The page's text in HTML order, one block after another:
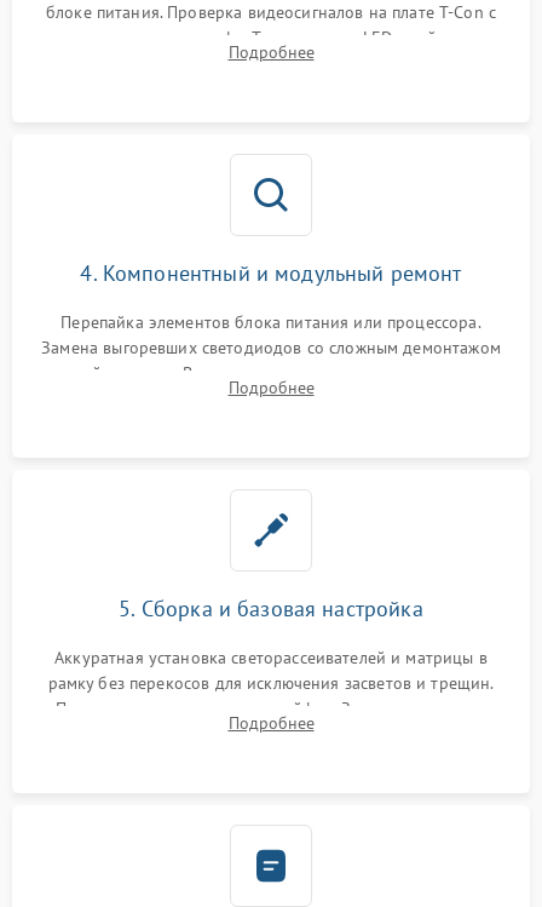
блоке питания. Проверка видеосигналов на плате T-Con с
помощью осциллографа. Тестирование LED-драйвера и
светодиодных планок подсветки мультиметром.
Подробнее
4. Компонентный и модульный ремонт
Перепайка элементов блока питания или процессора.
Замена выгоревших светодиодов со сложным демонтажом
хрупкой матрицы. Восстановление поврежденных дорожек,
прошивка микросхем памяти EEPROM
Подробнее
5. Сборка и базовая настройка
Аккуратная установка светорассеивателей и матрицы в
рамку без перекосов для исключения засветов и трещин.
Подключение внутренних шлейфов. Закрытие корпуса.
Сброс настроек и обновление программного обеспечения.
Подробнее